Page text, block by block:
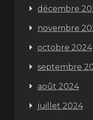
décembre
novembre
octobre 2024
septembre
août 2024
juillet 2024